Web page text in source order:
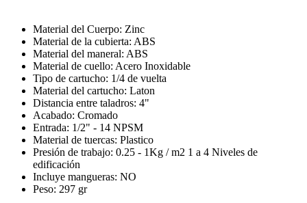
Material del Cuerpo: Zinc
Material de la cubierta: ABS
Material del maneral: ABS
Material de cuello: Acero Inoxidable
Tipo de cartucho: 1/4 de vuelta
Material del cartucho: Laton
Distancia entre taladros: 4"
Acabado: Cromado
Entrada: 1/2" - 14 NPSM
Material de tuercas: Plastico
Presión de trabajo: 0.25 - 1Kg / m2 1 a 4 Niveles de
edificación
Incluye mangueras: NO
Peso: 297 gr